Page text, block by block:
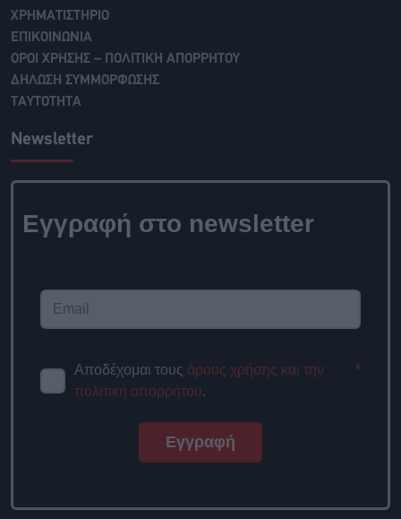
ΧΡΗΜΑΤΙΣΤΗΡΙΟ
ΕΠΙΚΟΙΝΩΝΙΑ
ΟΡΟΙ ΧΡΗΣΗΣ – ΠΟΛΙΤΙΚΗ ΑΠΟΡΡΗΤΟΥ
ΔΗΛΩΣΗ ΣΥΜΜΟΡΦΩΣΗΣ
ΤΑΥΤΟΤΗΤΑ
Newsletter
Εγγραφή στο newsletter
Αποδέχομαι τους όρους χρήσης και την
πολιτική απορρήτου.
*
Εγγραφή